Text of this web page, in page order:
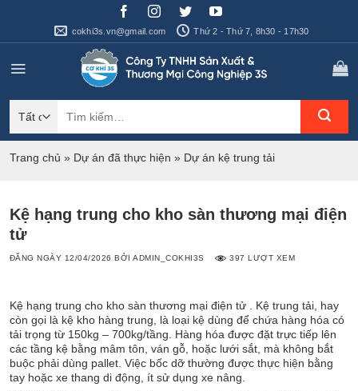
cokhi3s.vn@gmail.com Thứ 2 - Thứ 7, 8h30 - 17h30
kiếm:
Trang chủ » Dự án đã thực hiện » Dự án kệ trung tải
Kệ hạng trung cho kho sàn thương mại điện
tử
ĐĂNG NGÀY 12/04/2026 BỞIADMIN_COKHI3S 397 LƯỢT XEM
Kệ hạng trung cho kho sàn thương mại điện tử . Kệ trung tải, hay
còn gọi là kệ kho hàng trung, là loại kệ dùng để chứa hàng hóa có
tải trọng từ 150kg – 700kg/tầng. Hàng hóa được đặt trực tiếp lên
các tầng kệ bằng mâm tôn, ván gỗ, hoặc lưới sắt, mà không bắt
buộc phải dùng pallet. Việc bốc dỡ thường được thực hiện bằng
tay hoặc xe thang di động, ít sử dụng xe nâng.